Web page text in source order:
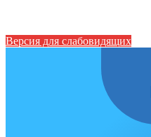
Версия для слабовидящих